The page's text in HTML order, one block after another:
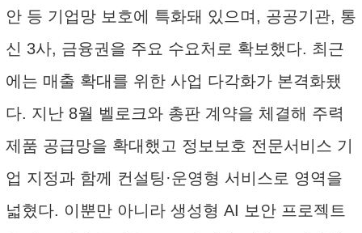
안 등 기업망 보호에 특화돼 있으며, 공공기관, 통
신 3사, 금융권을 주요 수요처로 확보했다. 최근
에는 매출 확대를 위한 사업 다각화가 본격화됐
다. 지난 8월 벨로크와 총판 계약을 체결해 주력
제품 공급망을 확대했고 정보보호 전문서비스 기
업 지정과 함께 컨설팅·운영형 서비스로 영역을
넓혔다. 이뿐만 아니라 생성형 AI 보안 프로젝트